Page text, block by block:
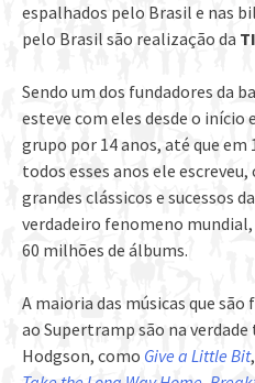
espalhados pelo Brasil e nas
pelo Brasil são realização da
Sendo um dos fundadores da
esteve com eles desde o
grupo por 14 anos, até que em
todos esses anos ele
grandes clássicos e sucessos
verdadeiro fenomeno mundial,
60 milhões de álbums.
A maioria das músicas que
ao Supertramp são na
Hodgson, como Give a Little Bit,